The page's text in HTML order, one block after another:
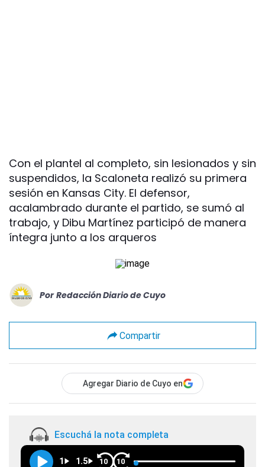
Con el plantel al completo, sin lesionados y sin
suspendidos, la Scaloneta realizó su primera
sesión en Kansas City. El defensor,
acalambrado durante el partido, se sumó al
trabajo, y Dibu Martínez participó de manera
íntegra junto a los arqueros
Por Redacción Diario de Cuyo
Compartir
Agregar Diario de Cuyo en
Escuchá la nota completa
1 1.5 10 10